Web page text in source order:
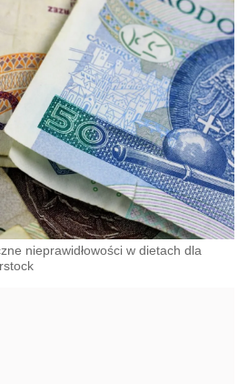
nieprawidłowości w dietach dla